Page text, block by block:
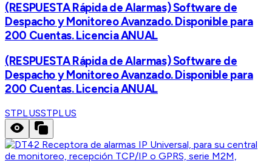
(RESPUESTA Rápida de Alarmas) Software de
Despacho y Monitoreo Avanzado. Disponible para
200 Cuentas. Licencia ANUAL
(RESPUESTA Rápida de Alarmas) Software de
Despacho y Monitoreo Avanzado. Disponible para
200 Cuentas. Licencia ANUAL
STPLUSSTPLUS